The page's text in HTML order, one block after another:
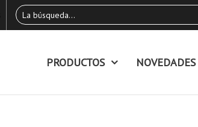
PRODUCTOS NOVEDADES